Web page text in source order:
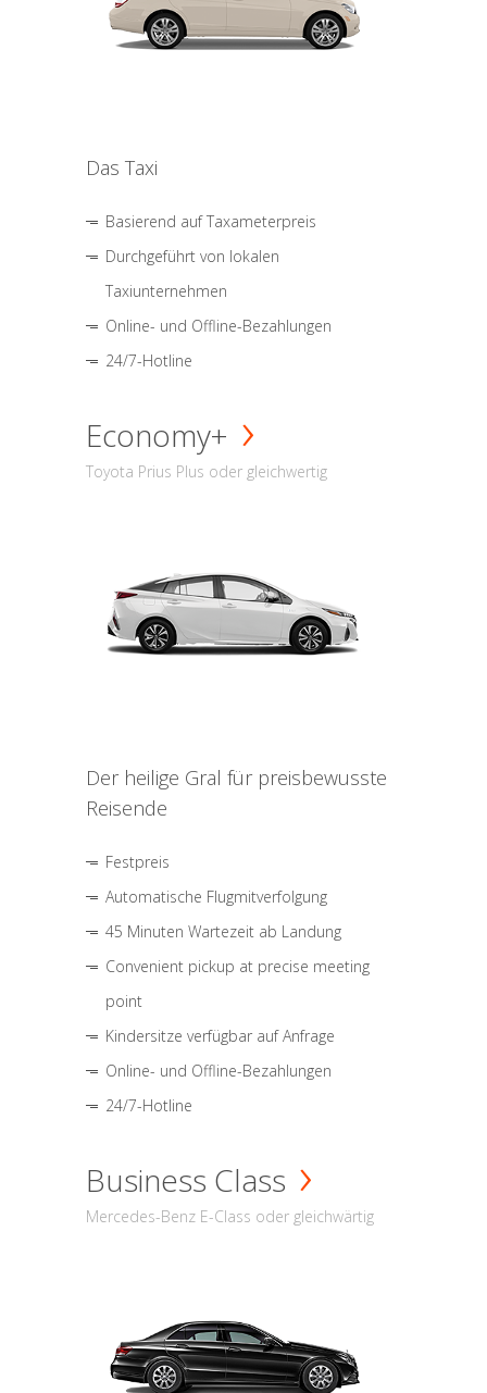
Das Taxi
Basierend auf Taxameterpreis
Durchgeführt von lokalen
Taxiunternehmen
Online- und Offline-Bezahlungen
24/7-Hotline
Economy+
Toyota Prius Plus oder gleichwertig
Der heilige Gral für preisbewusste
Reisende
Festpreis
Automatische Flugmitverfolgung
45 Minuten Wartezeit ab Landung
Convenient pickup at precise meeting
point
Kindersitze verfügbar auf Anfrage
Online- und Offline-Bezahlungen
24/7-Hotline
Business Class
Mercedes-Benz E-Class oder gleichwärtig